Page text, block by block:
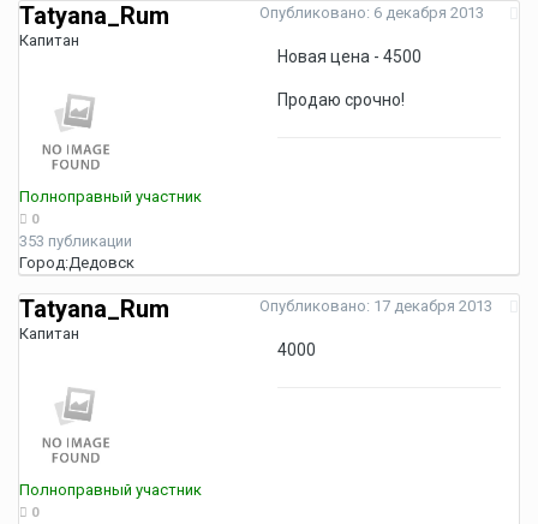
Tatyana_Rum
Капитан
Полноправный участник
0
353 публикации
Город:Дедовск
Опубликовано: 6 декабря 2013
Новая цена - 4500
Продаю срочно!
Tatyana_Rum
Капитан
Полноправный участник
0
Опубликовано: 17 декабря 2013
4000